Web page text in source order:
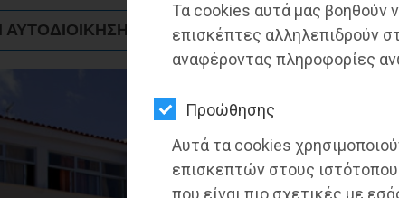
Τα cookies αυτά μας βοηθούν
επισκέπτες αλληλεπιδρούν
αναφέροντας πληροφορίες
Προώθησης
Αυτά τα cookies
επισκεπτών στους
που είναι πιο σχετικές με
ΑΥΤΟΔΙΟΙΚΗΣΗ - Μαραθώνας